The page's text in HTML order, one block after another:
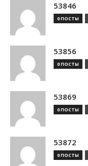
53846
0 ПОСТЫ
53856
0 ПОСТЫ
53869
0 ПОСТЫ
53872
0 ПОСТЫ